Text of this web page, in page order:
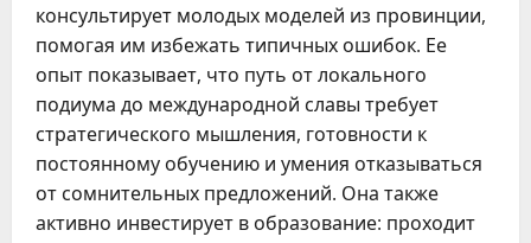
консультирует молодых моделей из провинции,
помогая им избежать типичных ошибок. Ее
опыт показывает, что путь от локального
подиума до международной славы требует
стратегического мышления, готовности к
постоянному обучению и умения отказываться
от сомнительных предложений. Она также
активно инвестирует в образование: проходит